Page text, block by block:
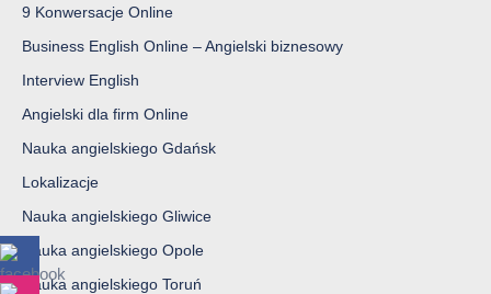
9 Konwersacje Online
Business English Online – Angielski biznesowy
Interview English
Angielski dla firm Online
Nauka angielskiego Gdańsk
Lokalizacje
Nauka angielskiego Gliwice
Nauka angielskiego Opole
Nauka angielskiego Toruń